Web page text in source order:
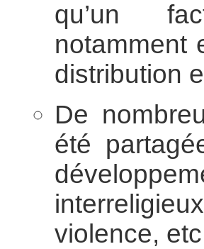
qu’un
notamment
distribution
De
été
violence,